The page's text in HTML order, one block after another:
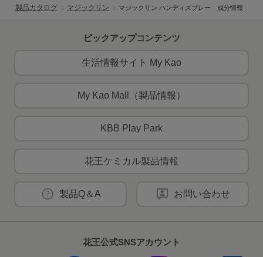
製品カタログ マジックリン マジックリン ハンディスプレー 成分情報
ピックアップコンテンツ
生活情報サイト My Kao
My Kao Mall（製品情報）
KBB Play Park
花王ケミカル製品情報
製品Q＆A お問い合わせ
花王公式SNSアカウント